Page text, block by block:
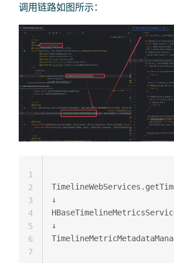
调用链路如图所示：
↓
↓
1
2
3
4
5
6
7